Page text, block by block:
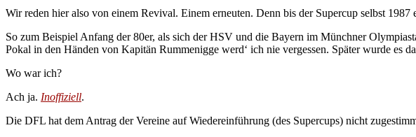
Wir reden hier also von einem Revival. Einem erneuten. Denn bis der Supercup selbst
So zum Beispiel Anfang der 80er, als sich der HSV und die Bayern im Münchner
Pokal in den Händen von Kapitän Rummenigge werd‘ ich nie vergessen. Später wurde es
Wo war ich?
Ach ja. Inoffiziell.
Die DFL hat dem Antrag der Vereine auf Wiedereinführung (des Supercups) nicht